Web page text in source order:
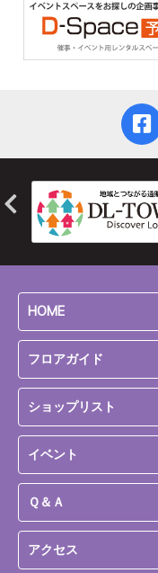
HOME
フロアガイド
ショップリスト
イベント
Ｑ＆Ａ
アクセス